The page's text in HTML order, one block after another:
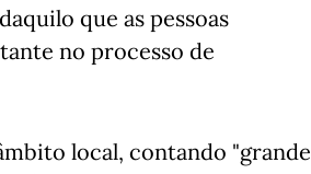
que as pessoas
no processo de
local, contando "grande